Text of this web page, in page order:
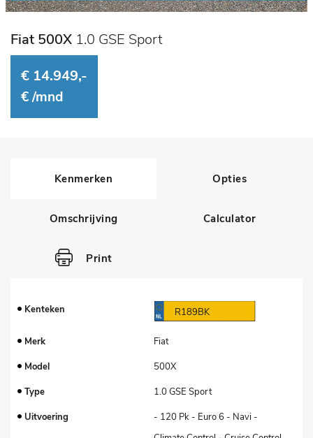
Fiat 500X 1.0 GSE Sport
€ 14.949,-
€/mnd
Kenmerken Opties
Omschrijving Calculator
Print
Kenteken R189BK
Merk
Fiat
Model
500X
Type
1.0 GSE Sport
Uitvoering
- 120 Pk - Euro 6 - Navi -